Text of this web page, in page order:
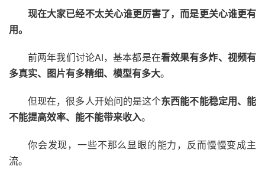
现在大家已经不太关心谁更厉害了，而是更关心谁更有
用。
前两年我们讨论AI，基本都是在看效果有多炸、视频有
多真实、图片有多精细、模型有多大。
但现在，很多人开始问的是这个东西能不能稳定用、能
不能提高效率、能不能带来收入。
你会发现，一些不那么显眼的能力，反而慢慢变成主
流。